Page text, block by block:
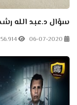
سؤال د.عبد الله
06-07-2020